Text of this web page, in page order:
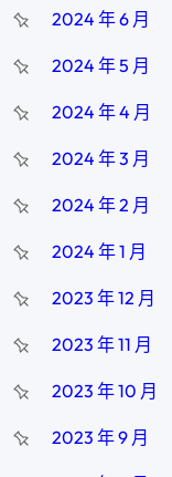
2024 年 6 月
2024 年 5 月
2024 年 4 月
2024 年 3 月
2024 年 2 月
2024 年 1 月
2023 年 12 月
2023 年 11 月
2023 年 10 月
2023 年 9 月